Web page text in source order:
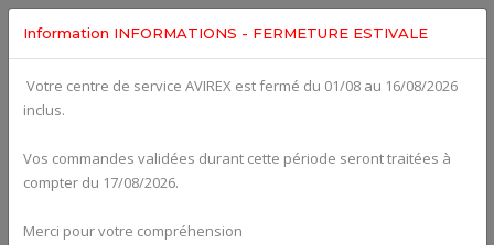
Information INFORMATIONS - FERMETURE ESTIVALE
Votre centre de service AVIREX est fermé du 01/08 au 16/08/2026
inclus.
Vos commandes validées durant cette période seront traitées à
compter du 17/08/2026.
Merci pour votre compréhension